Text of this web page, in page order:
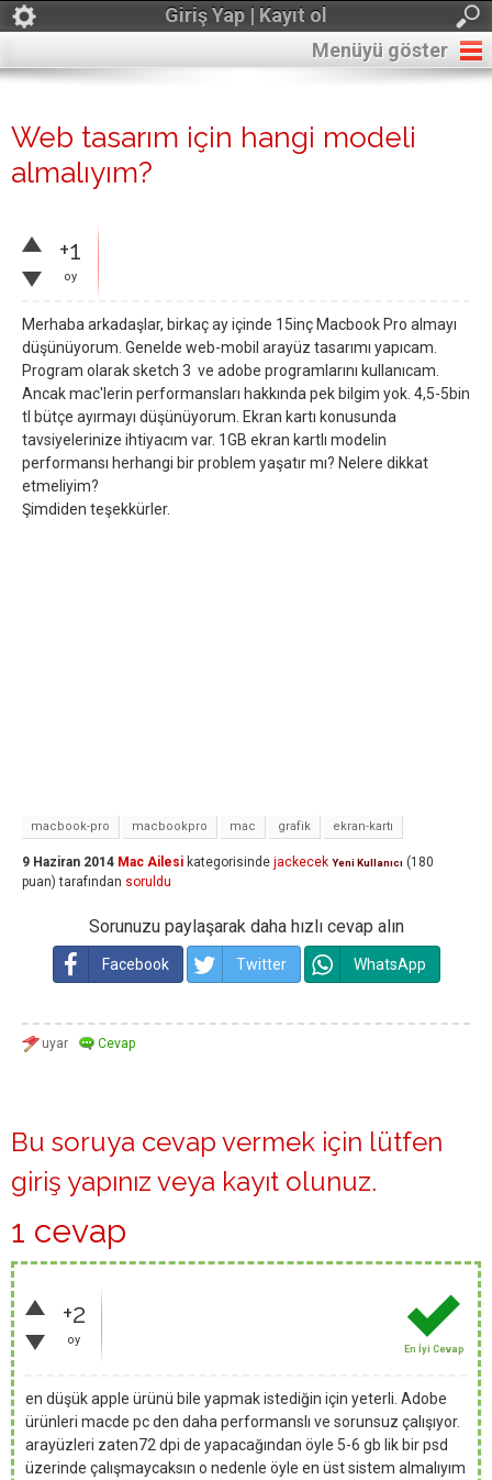
Giriş Yap | Kayıt ol
Menüyü göster
Web tasarım için hangi modeli
almalıyım?
+1
oy
Merhaba arkadaşlar, birkaç ay içinde 15inç Macbook Pro almayı
düşünüyorum. Genelde web-mobil arayüz tasarımı yapıcam.
Program olarak sketch 3 ve adobe programlarını kullanıcam.
Ancak mac'lerin performansları hakkında pek bilgim yok. 4,5-5bin
tl bütçe ayırmayı düşünüyorum. Ekran kartı konusunda
tavsiyelerinize ihtiyacım var. 1GB ekran kartlı modelin
performansı herhangi bir problem yaşatır mı? Nelere dikkat
etmeliyim?
Şimdiden teşekkürler.
macbook-pro macbookpro mac grafik ekran-kartı
9 Haziran 2014 Mac Ailesi kategorisinde jackecek Yeni Kullanıcı (180
puan) tarafından soruldu
Sorunuzu paylaşarak daha hızlı cevap alın
Facebook Twitter WhatsApp
Bu soruya cevap vermek için lütfen
giriş yapınız veya kayıt olunuz.
1 cevap
+2
oy
En İyi Cevap
en düşük apple ürünü bile yapmak istediğin için yeterli. Adobe
ürünleri macde pc den daha performanslı ve sorunsuz çalışıyor.
arayüzleri zaten72 dpi de yapacağından öyle 5-6 gb lik bir psd
üzerinde çalışmaycaksın o nedenle öyle en üst sistem almalıyım